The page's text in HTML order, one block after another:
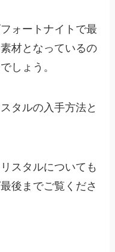
ォートナイトで最
材となっているの
しょう。
タルの入手方法と
スタルについても
後までご覧くださ